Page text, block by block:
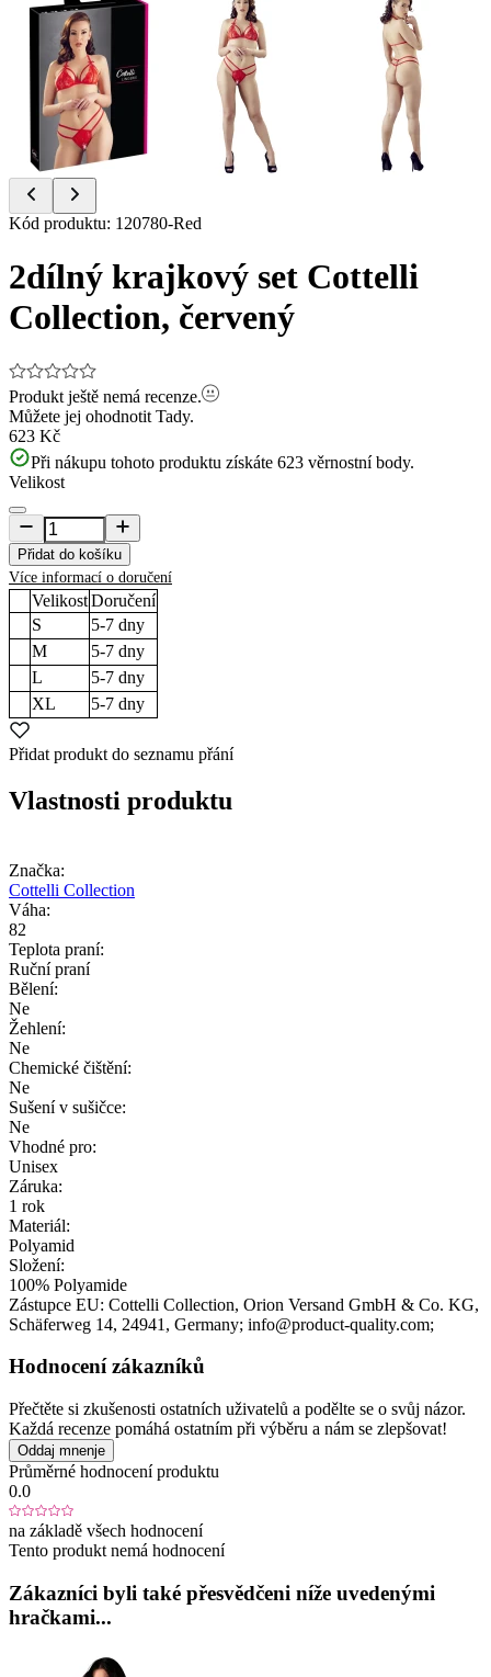
Item
of
8
Kód produktu: 120780-Red
2dílný krajkový set Cottelli
Collection, červený
Produkt ještě nemá recenze.
Můžete jej ohodnotit Tady.
623 Kč
Při nákupu tohoto produktu získáte 623 věrnostní body.
Velikost
Přidat do košíku
Více informací o doručení
VelikostDoručení
S
5-7 dny
M
5-7 dny
L
5-7 dny
XL
5-7 dny
Přidat produkt do seznamu přání
Vlastnosti produktu
Značka:
Cottelli Collection
Váha:
82
Teplota praní:
Ruční praní
Bělení:
Ne
Žehlení:
Ne
Chemické čištění:
Ne
Sušení v sušičce:
Ne
Vhodné pro:
Unisex
Záruka:
1 rok
Materiál:
Polyamid
Složení:
100% Polyamide
Zástupce EU: Cottelli Collection, Orion Versand GmbH & Co. KG,
Schäferweg 14, 24941 , Germany; info@product-quality.com;
Hodnocení zákazníků
Přečtěte si zkušenosti ostatních uživatelů a podělte se o svůj názor.
Každá recenze pomáhá ostatním při výběru a nám se zlepšovat!
Oddaj mnenje
Průměrné hodnocení produktu
0.0
na základě všech hodnocení
Tento produkt nemá hodnocení
Zákazníci byli také přesvědčeni níže uvedenými
hračkami...